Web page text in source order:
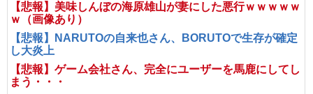
【悲報】美味しんぼの海原雄山が妻にした悪行ｗｗｗｗｗ
ｗ（画像あり）
【悲報】NARUTOの自来也さん、BORUTOで生存が確定
し大炎上
【悲報】ゲーム会社さん、完全にユーザーを馬鹿にしてし
まう・・・